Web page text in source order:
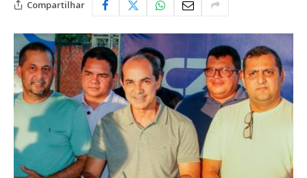
Compartilhar